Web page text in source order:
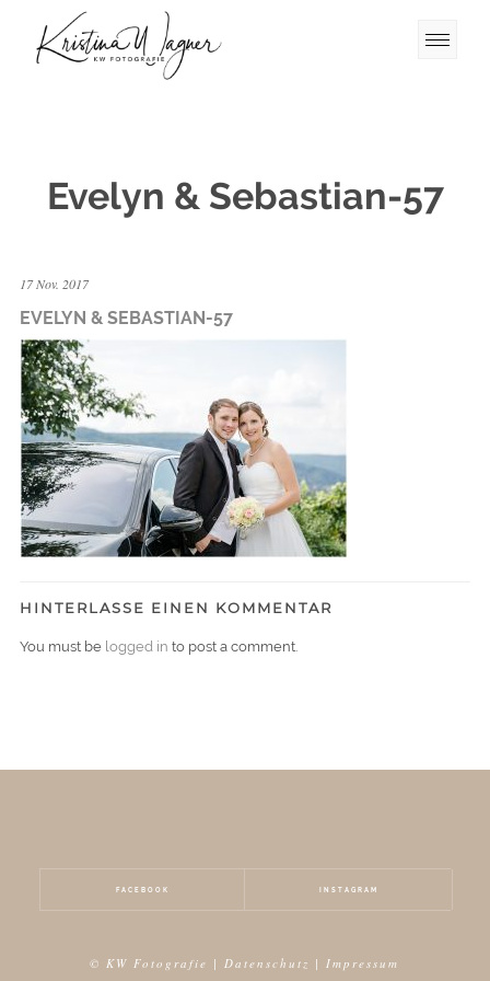
Evelyn & Sebastian-57
17 Nov. 2017
EVELYN & SEBASTIAN-57
HINTERLASSE EINEN KOMMENTAR
You must be logged in to post a comment.
FACEBOOK INSTAGRAM
© KW Fotografie |Datenschutz |Impressum